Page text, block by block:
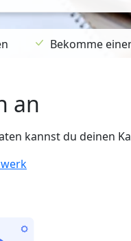
Bekomme
an
kannst du deinen